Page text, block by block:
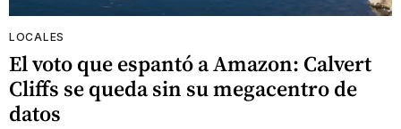
LOCALES
El voto que espantó a Amazon: Calvert
Cliffs se queda sin su megacentro de
datos